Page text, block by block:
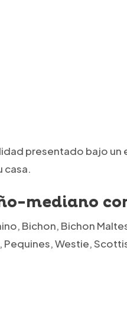
presentado bajo
casa.
mediano
Bichon, Bichon
Pequines, Westie,